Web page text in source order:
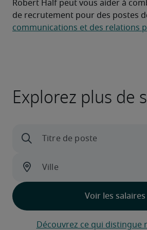
Robert Half peut vous aider à
de recrutement pour des postes
communications et des relations
Explorez plus de
Découvrez ce qui distingue